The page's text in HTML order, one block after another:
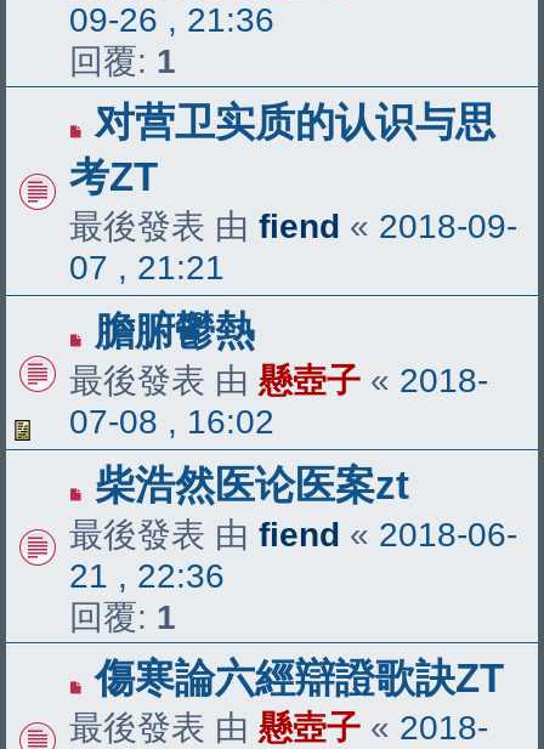
09-26 , 21:36
回覆: 1
对营卫实质的认识与思
考ZT
最後發表 由 fiend « 2018-09-
07 , 21:21
膽腑鬱熱
最後發表 由 懸壺子 « 2018-
07-08 , 16:02
柴浩然医论医案zt
最後發表 由 fiend « 2018-06-
21 , 22:36
回覆: 1
傷寒論六經辯證歌訣ZT
最後發表 由 懸壺子 « 2018-